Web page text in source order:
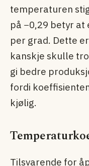
temperaturen
på −0,29 betyr
per grad. Dette
kanskje skulle
gi bedre
fordi
kjølig.
Tilsvarende for